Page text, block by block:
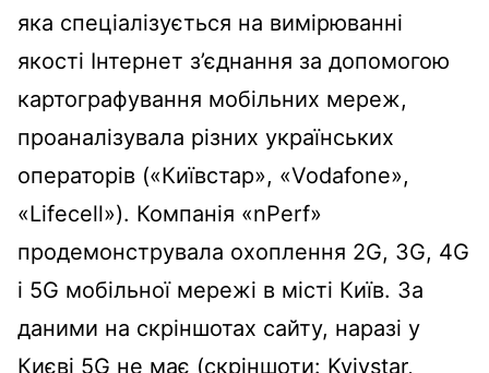
яка спеціалізується на вимірюванні
якості Інтернет з’єднання за допомогою
картографування мобільних мереж,
проаналізувала різних українських
операторів («Київстар», «Vodafone»,
«Lifecell»). Компанія «nPerf»
продемонструвала охоплення 2G, 3G, 4G
і 5G мобільної мережі в місті Київ. За
даними на скріншотах сайту, наразі у
Києві 5G не має (скріншоти: Kyivstar,